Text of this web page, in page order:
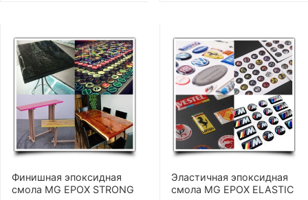
Финишная эпоксидная
смола MG EPOX STRONG
Эластичная эпоксидная
смола MG EPOX ELASTIC